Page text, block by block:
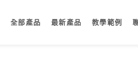
全部產品 最新產品 教學範例